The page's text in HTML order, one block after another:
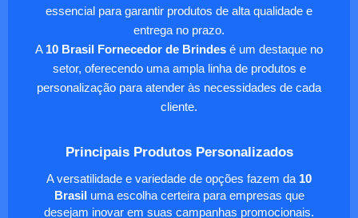
essencial para garantir produtos de alta qualidade e
entrega no prazo.
A 10 Brasil Fornecedor de Brindes é um destaque no
setor, oferecendo uma ampla linha de produtos e
personalização para atender às necessidades de cada
cliente.
Principais Produtos Personalizados
A versatilidade e variedade de opções fazem da 10
Brasil uma escolha certeira para empresas que
desejam inovar em suas campanhas promocionais.